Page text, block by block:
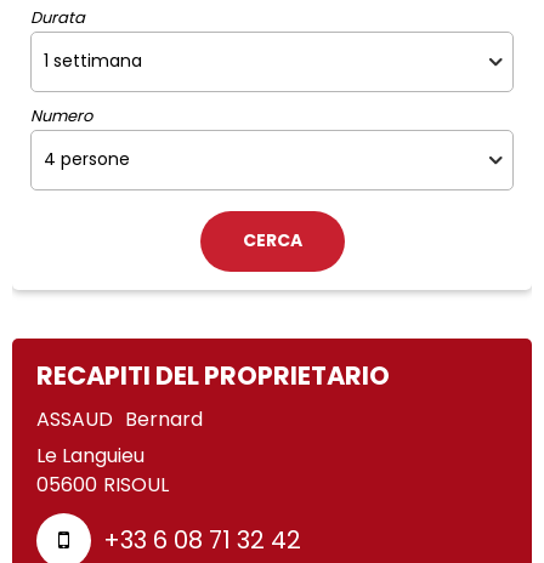
Durata
Numero
RECAPITI DEL PROPRIETARIO
ASSAUD Bernard
Le Languieu
05600 RISOUL
+33 6 08 71 32 42